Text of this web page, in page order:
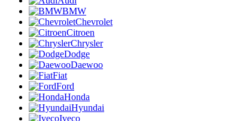
BMW
Chevrolet
Citroen
Chrysler
Dodge
Daewoo
Fiat
Ford
Honda
Hyundai
Iveco